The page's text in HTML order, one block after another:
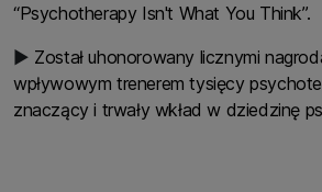
“Psychotherapy Isn't What You Think”.
▶ Został uhonorowany licznymi
wpływowym trenerem tysięcy
znaczący i trwały wkład w dziedzinę